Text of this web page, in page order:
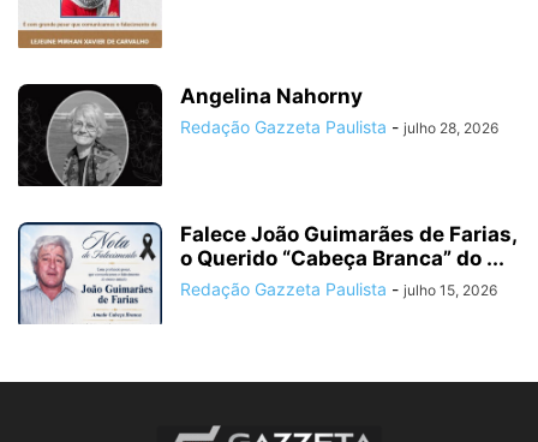
Angelina Nahorny
Redação Gazzeta Paulista - julho 28, 2026
Falece João Guimarães de Farias,
o Querido “Cabeça Branca” do ...
Redação Gazzeta Paulista - julho 15, 2026